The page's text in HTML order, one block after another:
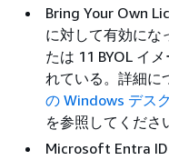
Bring Your Own
に対して有効にな
たは 11 BYOL イ
れている。詳細に
の Windows デス
を参照してくださ
Microsoft Entra